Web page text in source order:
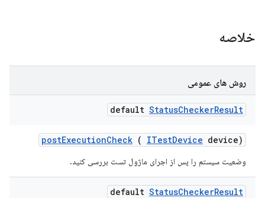
خلاصه
روش های عمومی
default StatusCheckerResult
postExecutionCheck ( ITestDevice device)
وضعیت سیستم را پس از اجرای ماژول تست بررسی کنید.
default StatusCheckerResult